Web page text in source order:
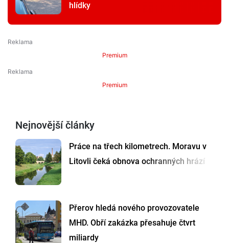
hlídky
Premium
Premium
Nejnovější články
Práce na třech kilometrech. Moravu v
Litovli čeká obnova ochranných hrází
Přerov hledá nového provozovatele
MHD. Obří zakázka přesahuje čtvrt
miliardy